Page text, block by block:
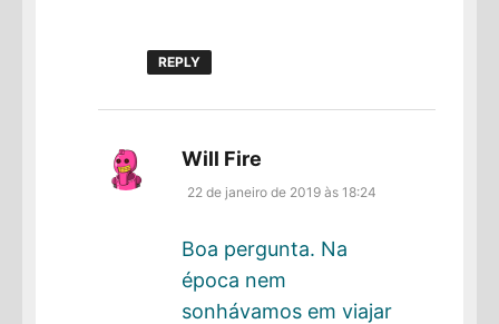
REPLY
Will Fire
22 de janeiro de 2019 às 18:24
Boa pergunta. Na
época nem
sonhávamos em viajar